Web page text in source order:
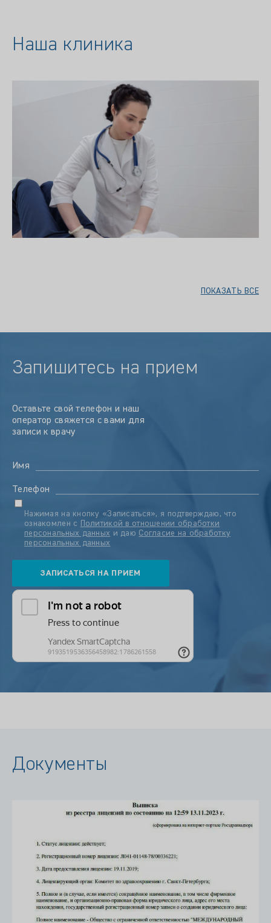
Наша клиника
ПОКАЗАТЬ ВСЕ
Запишитесь на прием
Оставьте свой телефон и наш
оператор свяжется с вами для
записи к врачу
Имя
Телефон
Нажимая на кнопку «Записаться», я подтверждаю, что
ознакомлен с
Политикой в отношении обработки
персональных данных и даю Согласие на обработку
персональных данных
Документы